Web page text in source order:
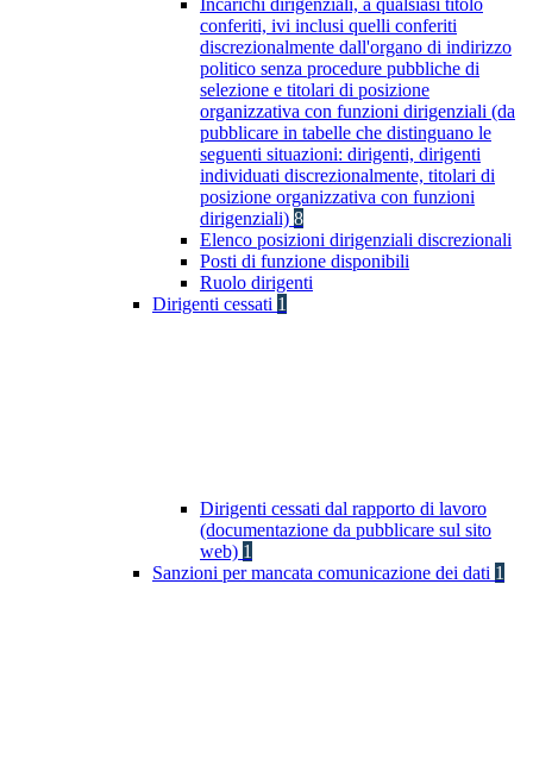
Incarichi dirigenziali, a qualsiasi titolo
conferiti, ivi inclusi quelli conferiti
discrezionalmente dall'organo di indirizzo
politico senza procedure pubbliche di
selezione e titolari di posizione
organizzativa con funzioni dirigenziali (da
pubblicare in tabelle che distinguano le
seguenti situazioni: dirigenti, dirigenti
individuati discrezionalmente, titolari di
posizione organizzativa con funzioni
dirigenziali) 8
Elenco posizioni dirigenziali discrezionali
Posti di funzione disponibili
Ruolo dirigenti
Dirigenti cessati 1
Dirigenti cessati dal rapporto di lavoro
(documentazione da pubblicare sul sito
web) 1
Sanzioni per mancata comunicazione dei dati 1